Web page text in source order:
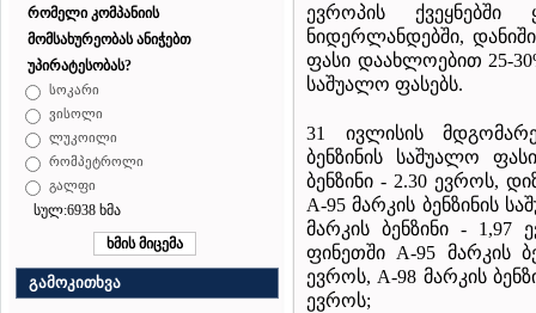
რომელი კომპანიის
მომსახურეობას ანიჭებთ
უპირატესობას?
სოკარი
ვისოლი
ლუკოილი
რომპეტროლი
გალფი
სულ:6938 ხმა
გამოკითხვა
ევროპის
ნიდერლანდებში,
ფასი დაახლოებით 25-
საშუალო ფასებს.
31 ივლისის
ბენზინის საშუალო
ბენზინი - 2.30 ევროს,
A-95 მარკის ბენზინის
მარკის ბენზინი - 1,97
ფინეთში A-95 მარკის
ევროს, A-98 მარკის
ევროს;